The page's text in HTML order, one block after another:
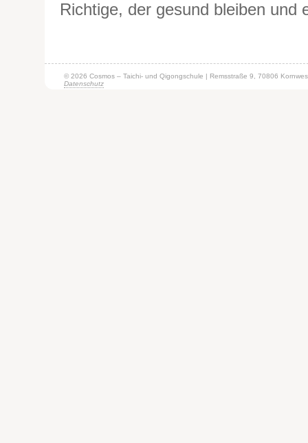
Richtige, der gesund bleiben und
© 2026 Cosmos – Taichi- und Qigongschule | Remsstraße 9, 70806
Datenschutz